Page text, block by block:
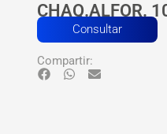
CHAQ.ALFOR.
Consultar
Compartir: